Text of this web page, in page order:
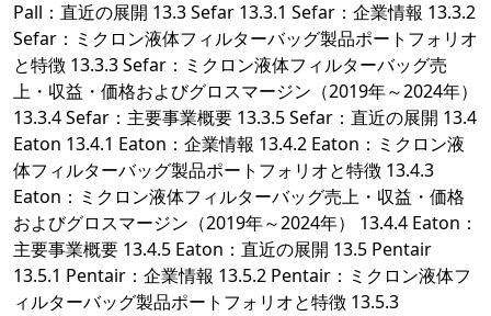
Pall：直近の展開 13.3 Sefar 13.3.1 Sefar：企業情報 13.3.2
Sefar：ミクロン液体フィルターバッグ製品ポートフォリオ
と特徴 13.3.3 Sefar：ミクロン液体フィルターバッグ売
上・収益・価格およびグロスマージン（2019年～2024年）
13.3.4 Sefar：主要事業概要 13.3.5 Sefar：直近の展開 13.4
Eaton 13.4.1 Eaton：企業情報 13.4.2 Eaton：ミクロン液
体フィルターバッグ製品ポートフォリオと特徴 13.4.3
Eaton：ミクロン液体フィルターバッグ売上・収益・価格
およびグロスマージン（2019年～2024年） 13.4.4 Eaton：
主要事業概要 13.4.5 Eaton：直近の展開 13.5 Pentair
13.5.1 Pentair：企業情報 13.5.2 Pentair：ミクロン液体フ
ィルターバッグ製品ポートフォリオと特徴 13.5.3